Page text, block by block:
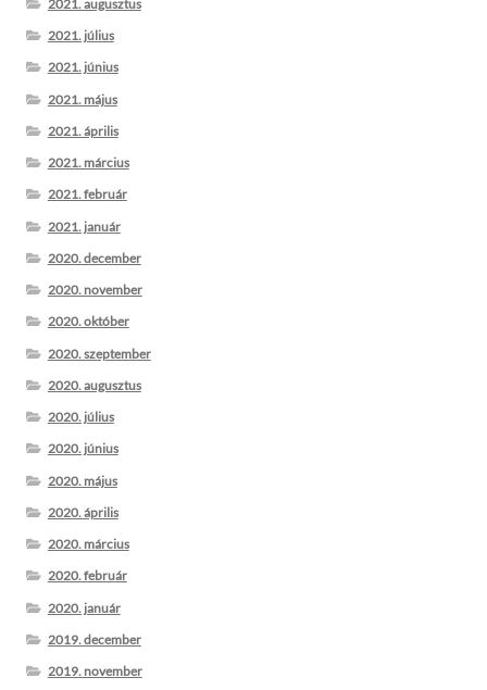
2021. augusztus
2021. július
2021. június
2021. május
2021. április
2021. március
2021. február
2021. január
2020. december
2020. november
2020. október
2020. szeptember
2020. augusztus
2020. július
2020. június
2020. május
2020. április
2020. március
2020. február
2020. január
2019. december
2019. november